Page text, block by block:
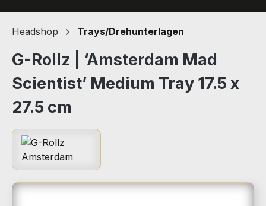
Headshop Trays/Drehunterlagen
G-Rollz | ‘Amsterdam Mad
Scientist’ Medium Tray 17.5 x
27.5 cm
Bildergalerie überspringen